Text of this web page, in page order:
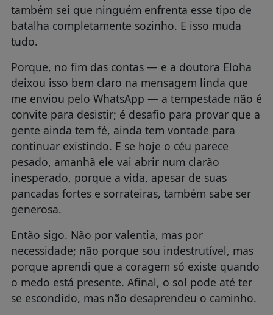
também sei que ninguém enfrenta esse tipo de
batalha completamente sozinho. E isso muda
tudo.
Porque, no fim das contas — e a doutora Eloha
deixou isso bem claro na mensagem linda que
me enviou pelo WhatsApp — a tempestade não é
convite para desistir; é desafio para provar que a
gente ainda tem fé, ainda tem vontade para
continuar existindo. E se hoje o céu parece
pesado, amanhã ele vai abrir num clarão
inesperado, porque a vida, apesar de suas
pancadas fortes e sorrateiras, também sabe ser
generosa.
Então sigo. Não por valentia, mas por
necessidade; não porque sou indestrutível, mas
porque aprendi que a coragem só existe quando
o medo está presente. Afinal, o sol pode até ter
se escondido, mas não desaprendeu o caminho.